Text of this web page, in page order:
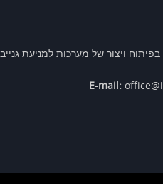
ויצור של מערכות למניעת
E-mail: